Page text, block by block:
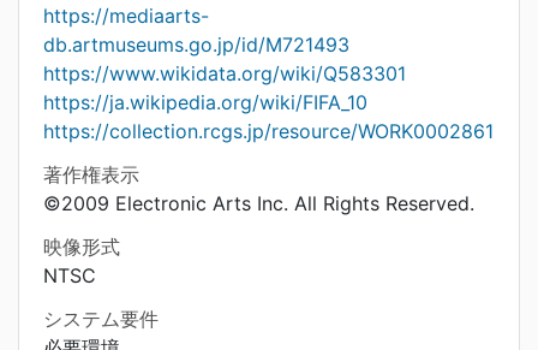
https://mediaarts-
db.artmuseums.go.jp/id/M721493
https://www.wikidata.org/wiki/Q583301
https://ja.wikipedia.org/wiki/FIFA_10
https://collection.rcgs.jp/resource/WORK0002861
著作権表示
©2009 Electronic Arts Inc. All Rights Reserved.
映像形式
NTSC
システム要件